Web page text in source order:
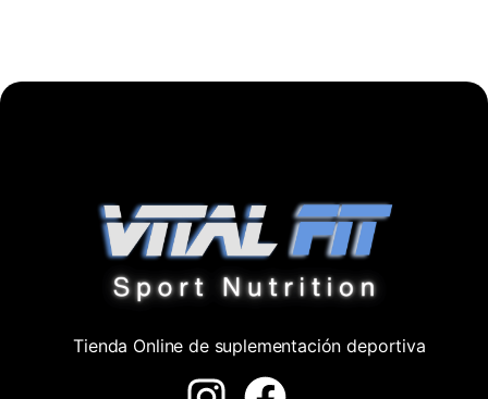
Tienda Online de suplementación deportiva